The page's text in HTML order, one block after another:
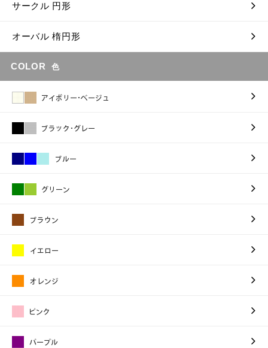
サークル 円形
オーバル 楕円形
COLOR 色